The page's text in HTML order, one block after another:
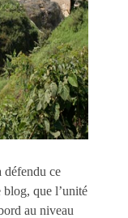
défendu ce
blog, que l’unité
au niveau